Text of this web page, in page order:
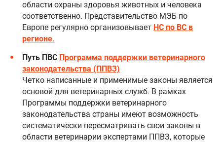
области охраны здоровья животных и человека
соответственно. Представительство МЭБ по
Европе регулярно организовывает НС по ВС в
регионе.
Путь ПВС Программа поддержки ветеринарного
законодательства (ППВЗ)
Четко написанные и применимые законы является
основой для ветеринарных служб. В рамках
Программы поддержки ветеринарного
законодательства страны имеют возможность
систематически пересматривать свои законы в
области ветеринарии экспертами ППВЗ, которые